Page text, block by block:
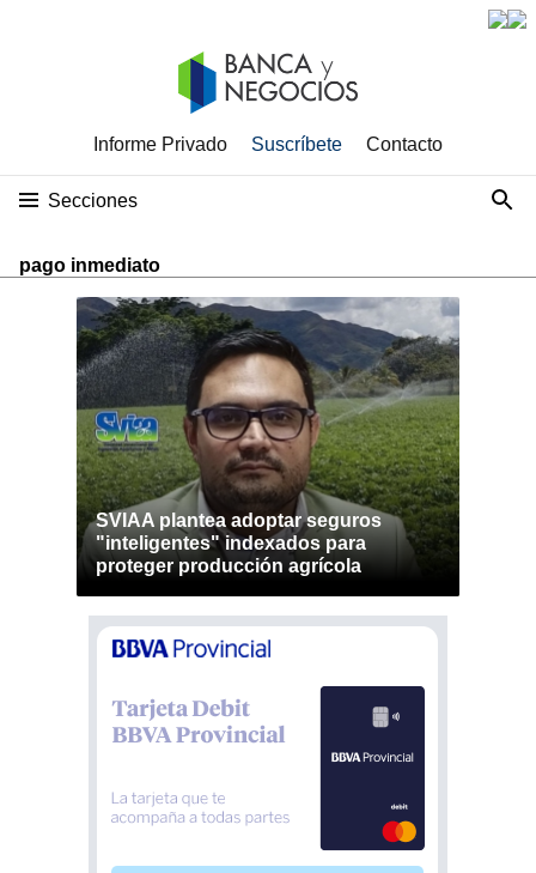
Informe Privado Suscríbete Contacto
Secciones
pago inmediato
SVIAA plantea adoptar seguros
"inteligentes" indexados para
proteger producción agrícola